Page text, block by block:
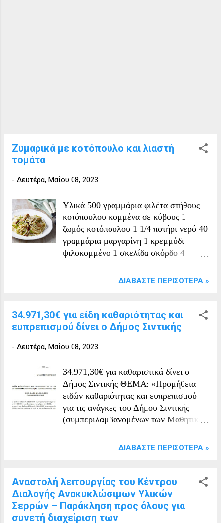
Ζυμαρικά με κοτόπουλο και λιαστή
τομάτα
- Δευτέρα, Μαΐου 08, 2023
Υλικά 500 γραμμάρια φιλέτα στήθους
κοτόπουλου κομμένα σε κύβους 1
ζωμός κοτόπουλου 1 1/4 ποτήρι νερό 40
γραμμάρια μαργαρίνη 1 κρεμμύδι
ψιλοκομμένο 1 σκελίδα σκόρδο 4
μανιτάρια κομμένα σε λεπτές φέτες 100
τριμμένο τυρί παρμεζάνα Εκτέλεση Σε
μια κατσαρόλα, βράζετε τα μακαρόνια
μαζί με το ζωμό. Ψήνετε το στήθος
κοτόπουλου. Σοτάρετε για λίγο το
κρεμμύδι και τις λιαστές τομάτες.
Στραγγίζετε τα μακαρόνια και
προσθέτετε τη μαργαρίνη , όσο είναι
ακόμα ζεστά, για να λιώσει.
Προσθέτετε τα λαχανικά και το
ανακατεύετε. Σερβίρετε σε βαθύ πιάτο
ΔΙΑΒΆΣΤΕ ΠΕΡΙΣΌΤΕΡΑ »
34.971,30€ για είδη καθαριότητας και
ευπρεπισμού δίνει ο Δήμος Σιντικής
- Δευτέρα, Μαΐου 08, 2023
34.971,30€ για καθαριστικά δίνει ο
Δήμος Σιντικής ΘΕΜΑ: «Προμήθεια
ειδών καθαριότητας και ευπρεπισμού
για τις ανάγκες του Δήμου Σιντικής
(συμπεριλαμβανομένων των Μαθητικών
Προσώπων». Α Π Ο Φ Α Σ Η 225/08-
προμήθειας με τίτλο «Προμήθεια ειδών
καθαριότητας και ευπρεπισμού για τις
ανάγκες του Δήμου Σιντικής
(συμπεριλαμβανομένων των Μαθητικών
ΔΙΑΒΆΣΤΕ ΠΕΡΙΣΌΤΕΡΑ »
Αναστολή λειτουργίας του Κέντρου
Διαλογής Ανακυκλώσιμων Υλικών
Σερρών – Παράκληση προς όλους για
συνετή διαχείριση των